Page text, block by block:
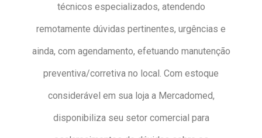
técnicos especializados, atendendo
remotamente dúvidas pertinentes, urgências e
ainda, com agendamento, efetuando manutenção
preventiva/corretiva no local. Com estoque
considerável em sua loja a Mercadomed,
disponibiliza seu setor comercial para